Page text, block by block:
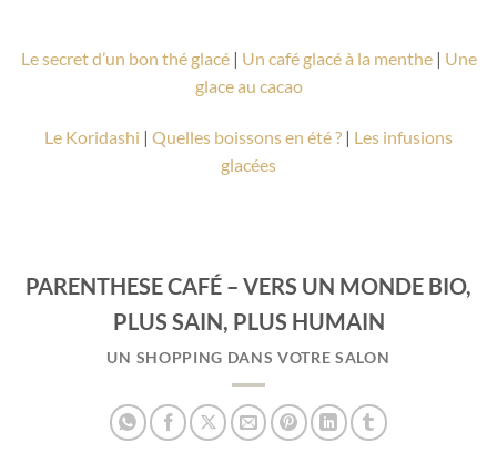
Le secret d’un bon thé glacé| Un café glacé à la menthe| Une
glace au cacao
Le Koridashi | Quelles boissons en été ? | Les infusions
glacées
PARENTHESE CAFÉ – VERS UN MONDE BIO,
PLUS SAIN, PLUS HUMAIN
UN SHOPPING DANS VOTRE SALON